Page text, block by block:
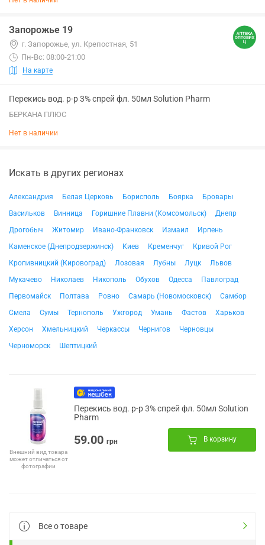
Запорожье 19
г. Запорожье, ул. Крепостная, 51
Пн-Вс: 08:00-21:00
На карте
Перекись вод. р-р 3% спрей фл. 50мл Solution Pharm
БЕРКАНА ПЛЮС
Нет в наличии
Искать в других регионах
Александрия Белая Церковь Борисполь Боярка
Бровары
Васильков
Винница Горишние Плавни (Комсомольск)
Днепр
Дрогобыч
Житомир Ивано-Франковск Измаил
Ирпень
Каменское (Днепродзержинск)
Киев Кременчуг
Кривой Рог
Кропивницкий (Кировоград)
Лозовая Лубны Луцк
Львов
Мукачево
Николаев Никополь Обухов Одесса
Павлоград
Первомайск
Полтава Ровно Самарь (Новомосковск)
Самбор
Смела
Сумы Тернополь Ужгород Умань Фастов
Харьков
Херсон
Хмельницкий Черкассы Чернигов
Черновцы
Черноморск
Шептицкий
Внешний вид товара
может отличаться от
фотографии
Перекись вод. р-р 3% спрей фл. 50мл Solution
Pharm
59.00 грн В корзину
Все о товаре